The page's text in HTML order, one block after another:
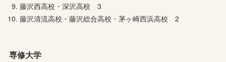
藤沢西高校・深沢高校 3
藤沢清流高校・藤沢総合高校・茅ヶ崎西浜高校 2
専修大学